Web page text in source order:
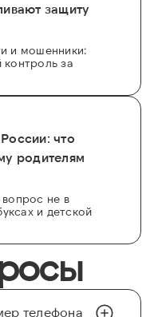
защиту
и мошенники:
за
что
родителям
не в
и детской
телефона